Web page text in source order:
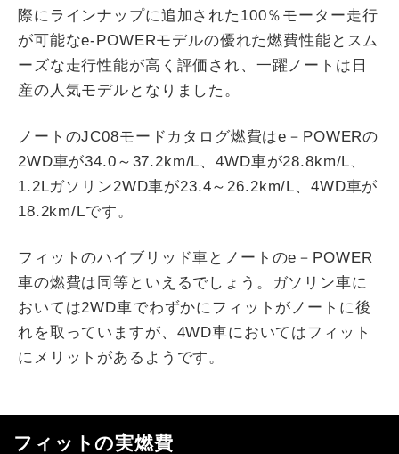
際にラインナップに追加された100％モーター走行
が可能なe-POWERモデルの優れた燃費性能とスム
ーズな走行性能が高く評価され、一躍ノートは日
産の人気モデルとなりました。
ノートのJC08モードカタログ燃費はe－POWERの
2WD車が34.0～37.2km/L、4WD車が28.8km/L、
1.2Lガソリン2WD車が23.4～26.2km/L、4WD車が
18.2km/Lです。
フィットのハイブリッド車とノートのe－POWER
車の燃費は同等といえるでしょう。ガソリン車に
おいては2WD車でわずかにフィットがノートに後
れを取っていますが、4WD車においてはフィット
にメリットがあるようです。
フィットの実燃費